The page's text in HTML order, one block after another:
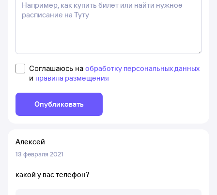
Соглашаюсь на обработку персональных данных
и правила размещения
Опубликовать
Алексей
13 февраля 2021
какой у вас телефон?